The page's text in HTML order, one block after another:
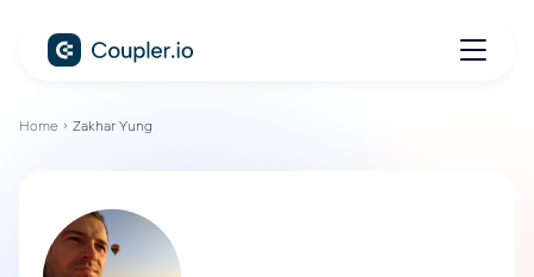
Home Zakhar Yung